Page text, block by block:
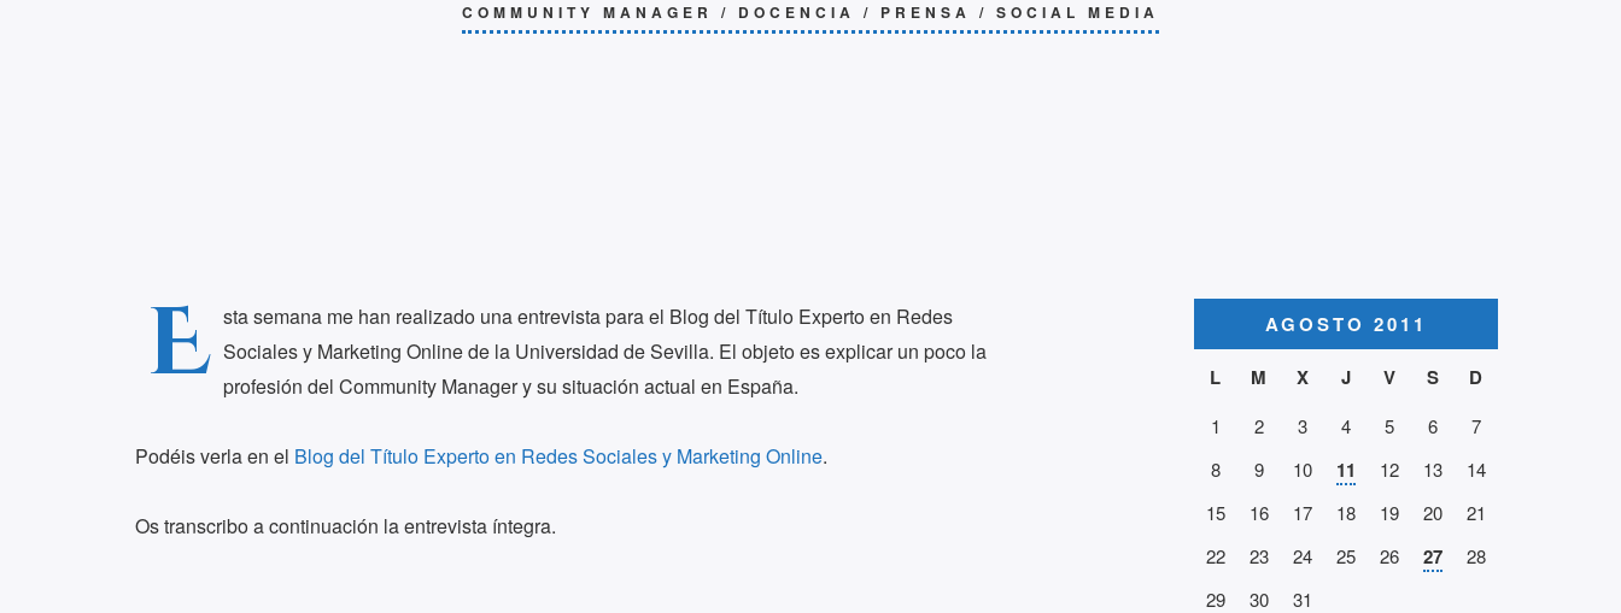
COMMUNITY MANAGER / DOCENCIA / PRENSA / SOCIAL MEDIA
E sta semana me han realizado una entrevista para el Blog del Título Experto en Redes
Sociales y Marketing Online de la Universidad de Sevilla. El objeto es explicar un poco la
profesión del Community Manager y su situación actual en España.
Podéis verla en el Blog del Título Experto en Redes Sociales y Marketing Online.
Os transcribo a continuación la entrevista íntegra.
AGOSTO 2011
L
M X J V S D
1 2 3 4 5 6
7
8
9 10 11 12 13
14
15
16 17 18 19 20
21
22
23 24 25 26 27
28
29
30 31